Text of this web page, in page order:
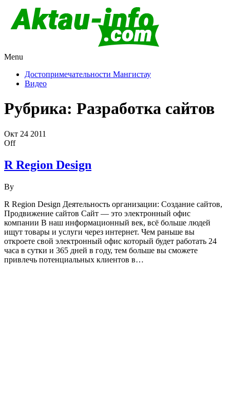
Казахстан
Menu
Достопримечательности Мангистау
Видео
Рубрика: Разработка сайтов
Окт 24 2011
Off
R Region Design
By
R Region Design Деятельность организации: Создание сайтов,
Продвижение сайтов Сайт — это электронный офис
компании В наш информационный век, всё больше людей
ищут товары и услуги через интернет. Чем раньше вы
откроете свой электронный офис который будет работать 24
часа в сутки и 365 дней в году, тем больше вы сможете
привлечь потенциальных клиентов в…